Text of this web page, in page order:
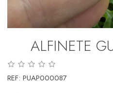
ALFINETE
REF: PUAP000087